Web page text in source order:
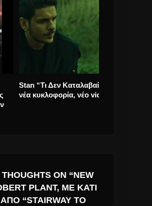
“Τι Δεν Καταλαβαίνεις;”
κυκλοφορία, νέο videoClip
THOUGHTS ON “NEW
PLANT, ΜΕ ΚΆΤΙ
ΑΠΌ “STAIRWAY TO